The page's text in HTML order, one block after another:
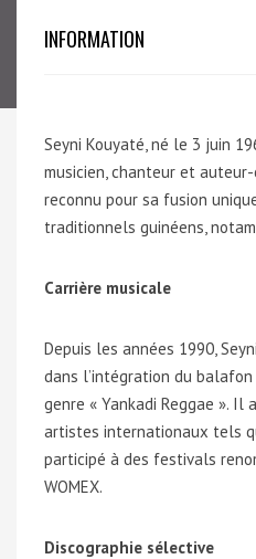
INFORMATION
Seyni Kouyaté, né le 3 juin
musicien, chanteur et
reconnu pour sa fusion
traditionnels guinéens,
Carrière musicale
Depuis les années 1990,
dans l’intégration du
genre « Yankadi Reggae ». Il
artistes internationaux tels
participé à des festivals
WOMEX.
Discographie sélective